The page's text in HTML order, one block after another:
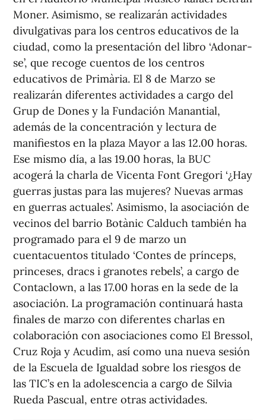
Moner. Asimismo, se realizarán actividades
divulgativas para los centros educativos de la
ciudad, como la presentación del libro ‘Adonar-
se’, que recoge cuentos de los centros
educativos de Primària. El 8 de Marzo se
realizarán diferentes actividades a cargo del
Grup de Dones y la Fundación Manantial,
además de la concentración y lectura de
manifiestos en la plaza Mayor a las 12.00 horas.
Ese mismo día, a las 19.00 horas, la BUC
acogerá la charla de Vicenta Font Gregori ‘¿Hay
guerras justas para las mujeres? Nuevas armas
en guerras actuales’. Asimismo, la asociación de
vecinos del barrio Botànic Calduch también ha
programado para el 9 de marzo un
cuentacuentos titulado ‘Contes de prínceps,
princeses, dracs i granotes rebels’, a cargo de
Contaclown, a las 17.00 horas en la sede de la
asociación. La programación continuará hasta
finales de marzo con diferentes charlas en
colaboración con asociaciones como El Bressol,
Cruz Roja y Acudim, así como una nueva sesión
de la Escuela de Igualdad sobre los riesgos de
las TIC’s en la adolescencia a cargo de Silvia
Rueda Pascual, entre otras actividades.